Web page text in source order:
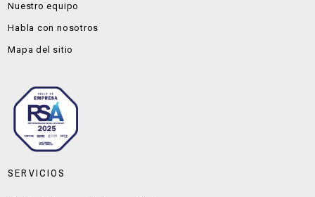
Nuestro equipo
Habla con nosotros
Mapa del sitio
SERVICIOS